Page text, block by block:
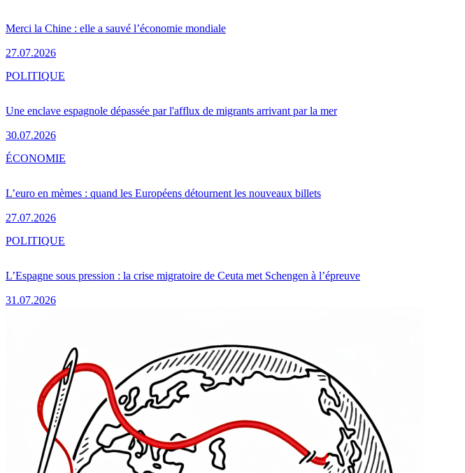
Merci la Chine : elle a sauvé l’économie mondiale
27.07.2026
Une enclave espagnole dépassée par l'afflux de migrants arrivant par la mer
30.07.2026
POLITIQUE
L’euro en mèmes : quand les Européens détournent les nouveaux billets
27.07.2026
ÉCONOMIE
L’Espagne sous pression : la crise migratoire de Ceuta met Schengen à l’épreuve
31.07.2026
POLITIQUE